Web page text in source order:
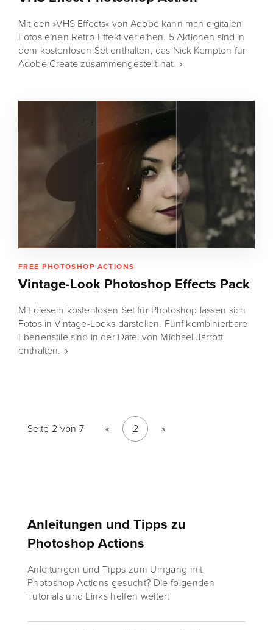
Mit den »VHS Effects« von Adobe kann man digitalen
Fotos einen Retro-Effekt verleihen. 5 Aktionen sind in
dem kostenlosen Set enthalten, das Nick Kempton für
Adobe Create zusammengestellt hat.
FREE PHOTOSHOP ACTIONS
Vintage-Look Photoshop Effects Pack
Mit diesem kostenlosen Set für Photoshop lassen sich
Fotos in Vintage-Looks darstellen. Fünf kombinierbare
Ebenenstile sind in der Datei von Michael Jarrott
enthalten.
Seite 2 von 7 « 2 »
Anleitungen und Tipps zu
Photoshop Actions
Anleitungen und Tipps zum Umgang mit
Photoshop Actions gesucht? Die folgenden
Tutorials und Links helfen weiter: